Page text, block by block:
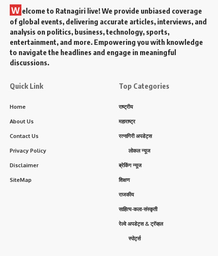
W elcome to Ratnagiri live! We provide unbiased coverage
of global events, delivering accurate articles, interviews, and
analysis on politics, business, technology, sports,
entertainment, and more. Empowering you with knowledge
to navigate the headlines and engage in meaningful
discussions.
Quick Link
Home
About Us
Contact Us
Privacy Policy
Disclaimer
SiteMap
Top Categories
राष्ट्रीय
महाराष्ट्र
रत्नागिरी अपडेट्स
लोकल न्यूज
ब्रेकिंग न्यूज
शिक्षण
राजकीय
साहित्य-कला-संस्कृती
रेल्वे अपडेट्स & ट्रॅव्हल
स्पोर्ट्स